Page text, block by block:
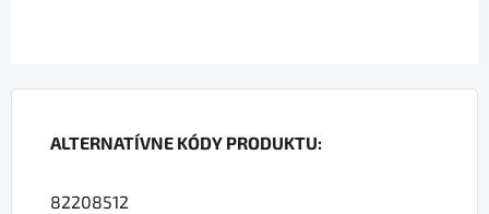
ALTERNATÍVNE KÓDY PRODUKTU:
82208512